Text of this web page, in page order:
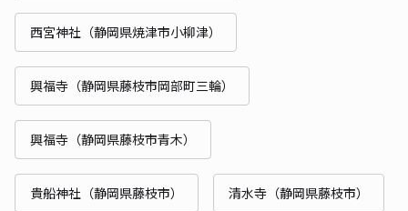
西宮神社（静岡県焼津市小柳津）
興福寺（静岡県藤枝市岡部町三輪）
興福寺（静岡県藤枝市青木）
貴船神社（静岡県藤枝市） 清水寺（静岡県藤枝市）